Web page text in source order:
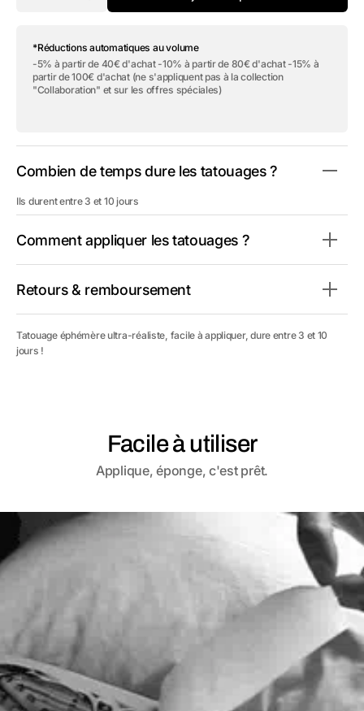
Tatouage
éphémère
&quot;Vintage
Boxer
Female
Tatouage
éphémère
&quot;Vintage
Boxer
Female
*Réductions automatiques au volume
-5% à partir de 40€ d'achat -10% à partir de 80€ d'achat -15% à
partir de 100€ d'achat (ne s'appliquent pas à la collection
"Collaboration" et sur les offres spéciales)
Combien de temps dure les tatouages ?
Ils durent entre 3 et 10 jours
Comment appliquer les tatouages ?
Retours & remboursement
Tatouage éphémère ultra-réaliste, facile à appliquer, dure entre 3 et 10
jours !
Facile à utiliser
Applique, éponge, c'est prêt.